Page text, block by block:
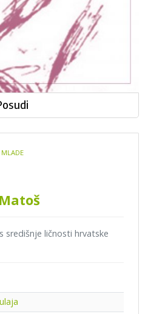
MLADE
središnje ličnosti hrvatske